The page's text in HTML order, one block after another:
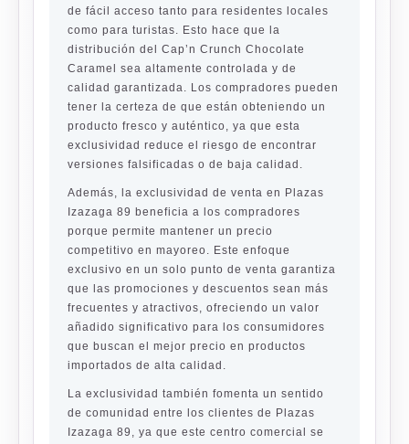
de fácil acceso tanto para residentes locales
como para turistas. Esto hace que la
distribución del Cap’n Crunch Chocolate
Caramel sea altamente controlada y de
calidad garantizada. Los compradores pueden
tener la certeza de que están obteniendo un
producto fresco y auténtico, ya que esta
exclusividad reduce el riesgo de encontrar
versiones falsificadas o de baja calidad.
Además, la exclusividad de venta en Plazas
Izazaga 89 beneficia a los compradores
porque permite mantener un precio
competitivo en mayoreo. Este enfoque
exclusivo en un solo punto de venta garantiza
que las promociones y descuentos sean más
frecuentes y atractivos, ofreciendo un valor
añadido significativo para los consumidores
que buscan el mejor precio en productos
importados de alta calidad.
La exclusividad también fomenta un sentido
de comunidad entre los clientes de Plazas
Izazaga 89, ya que este centro comercial se